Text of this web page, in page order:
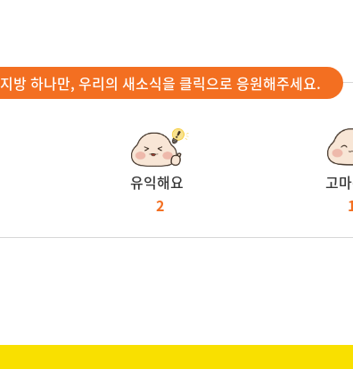
지방 하나만, 우리의 새소식을 클릭으로 응원해주세요.
유익해요
2
고